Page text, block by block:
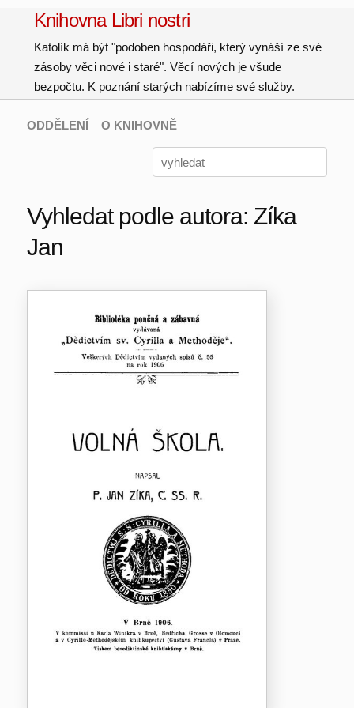
Knihovna Libri nostri
Katolík má být "podoben hospodáři, který vynáší ze své
zásoby věci nové i staré". Věcí nových je všude
bezpočtu. K poznání starých nabízíme své služby.
ODDĚLENÍ O KNIHOVNĚ
Vyhledat podle autora: Zíka
Jan